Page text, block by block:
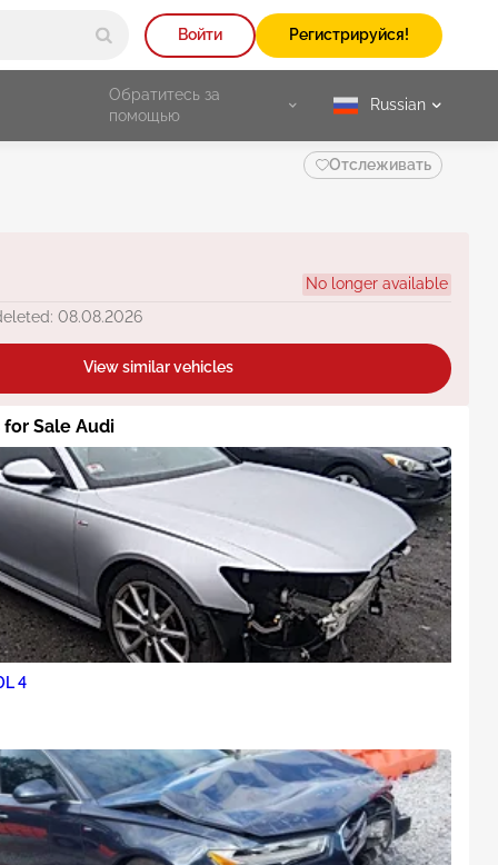
Войти Регистрируйся!
Обратитесь за
помощью
selected
Russian
Отслеживать
No longer available
08.08.2026
View similar vehicles
Sale Audi
4